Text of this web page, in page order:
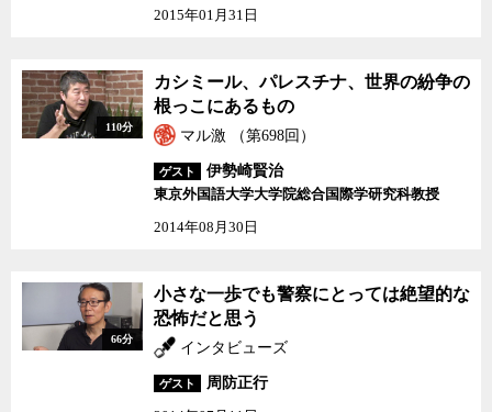
2015年01月31日
110分
カシミール、パレスチナ、世界の紛争の
根っこにあるもの
マル激 （第698回）
ゲスト
伊勢崎賢治
東京外国語大学大学院総合国際学研究科教授
2014年08月30日
66分
小さな一歩でも警察にとっては絶望的な
恐怖だと思う
インタビューズ
ゲスト
周防正行